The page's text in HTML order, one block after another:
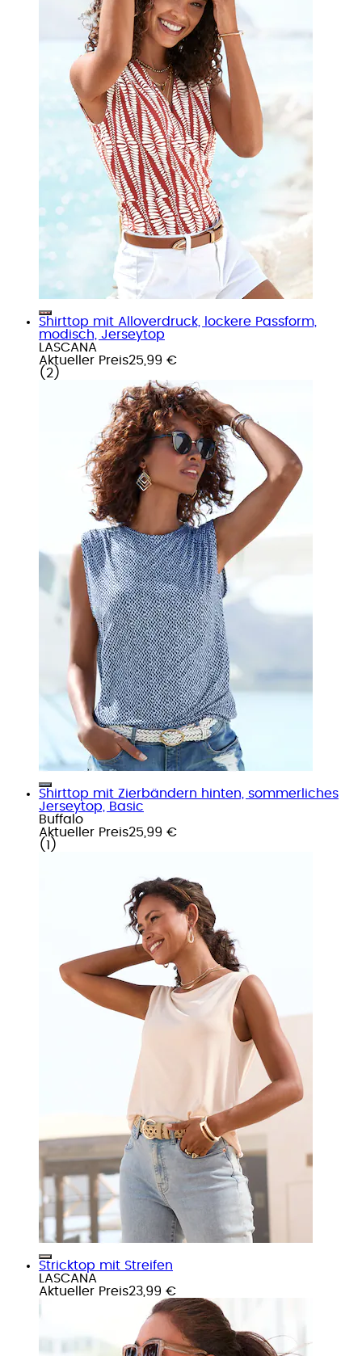
Shirttop mit Alloverdruck, lockere Passform,
modisch, Jerseytop
LASCANA
Aktueller Preis25,99 €
( 2 )
Shirttop mit Zierbändern hinten, sommerliches
Jerseytop, Basic
Buffalo
Aktueller Preis25,99 €
( 1 )
Stricktop mit Streifen
LASCANA
Aktueller Preis23,99 €